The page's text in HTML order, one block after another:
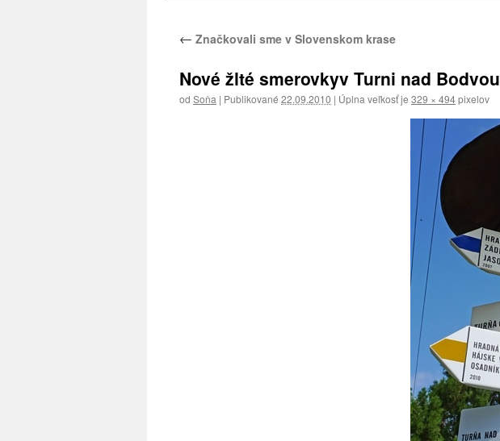
obsah
← Značkovali sme v Slovenskom krase
Nové žlté smerovkyv Turni nad Bodvou
od Soňa | Publikované 22.09.2010 | Úplna veľkosť je 329 × 494pixelov